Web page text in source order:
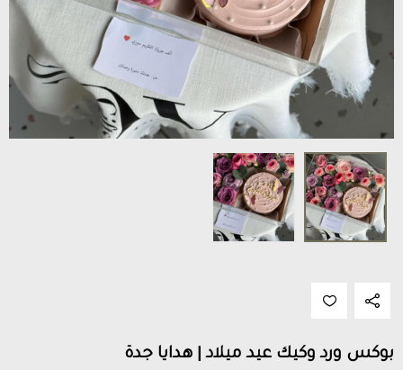
بوكس ورد وكيك عيد ميلاد | هدايا جدة